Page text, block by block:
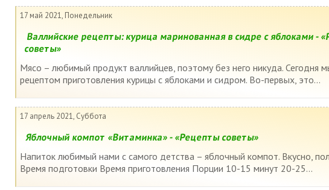
17 май 2021, Понедельник
Валлийские рецепты: курица маринованная в сидре с яблоками -
советы»
Мясо – любимый продукт валлийцев, поэтому без него никуда. Сегодня
рецептом приготовления курицы с яблоками и сидром. Во-первых, это...
17 апрель 2021, Суббота
Яблочный компот «Витаминка» - «Рецепты советы»
Напиток любимый нами с самого детства – яблочный компот. Вкусно,
Время подготовки Время приготовления Порции 10-15 минут 20-25...